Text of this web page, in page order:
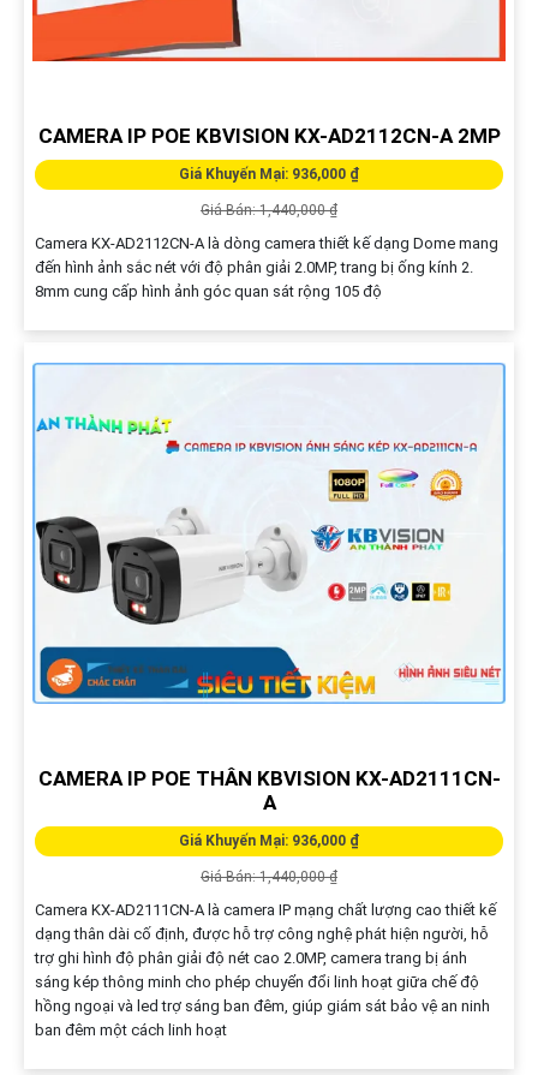
CAMERA IP POE KBVISION KX-AD2112CN-A 2MP
Giá Khuyến Mại: 936,000 ₫
Giá Bán: 1,440,000 ₫
Camera KX-AD2112CN-A là dòng camera thiết kế dạng Dome mang
đến hình ảnh sắc nét với độ phân giải 2.0MP, trang bị ống kính 2.
8mm cung cấp hình ảnh góc quan sát rộng 105 độ
CAMERA IP POE THÂN KBVISION KX-AD2111CN-
A
Giá Khuyến Mại: 936,000 ₫
Giá Bán: 1,440,000 ₫
Camera KX-AD2111CN-A là camera IP mạng chất lượng cao thiết kế
dạng thân dài cố định, được hỗ trợ công nghệ phát hiện người, hỗ
trợ ghi hình độ phân giải độ nét cao 2.0MP, camera trang bị ánh
sáng kép thông minh cho phép chuyển đổi linh hoạt giữa chế độ
hồng ngoại và led trợ sáng ban đêm, giúp giám sát bảo vệ an ninh
ban đêm một cách linh hoạt